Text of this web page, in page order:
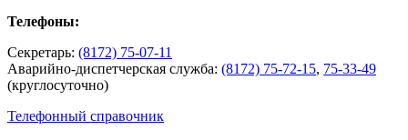
Телефоны:
Секретарь: (8172) 75-07-11
Аварийно-диспетчерская служба: (8172) 75-72-15, 75-33-49
(круглосуточно)
Телефонный справочник